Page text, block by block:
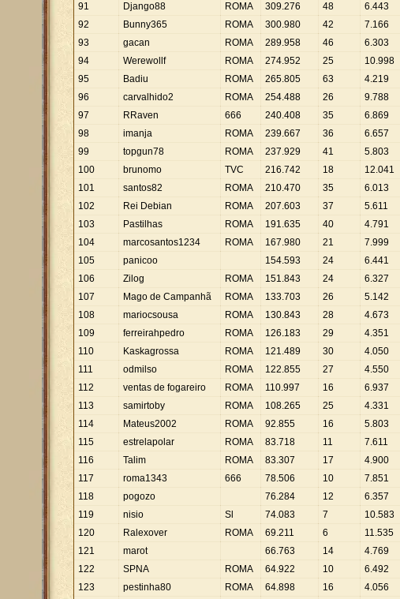
91
Django88 ROMA 309.276 48 6.443
92
Bunny365 ROMA 300.980 42 7.166
93
gacan ROMA 289.958 46 6.303
94
Werewollf ROMA 274.952 25 10.998
95
Badiu ROMA 265.805 63 4.219
96
carvalhido2 ROMA 254.488 26 9.788
97
RRaven 666 240.408 35 6.869
98
imanja ROMA 239.667 36 6.657
99
topgun78 ROMA 237.929 41 5.803
100
brunomo TVC 216.742 18 12.041
101
santos82 ROMA 210.470 35 6.013
102
Rei Debian ROMA 207.603 37 5.611
103
Pastilhas ROMA 191.635 40 4.791
104
marcosantos1234 ROMA 167.980 21 7.999
105
panicoo 154.593 24 6.441
106
Zilog ROMA 151.843 24 6.327
107
Mago de Campanhã ROMA 133.703 26 5.142
108
mariocsousa ROMA 130.843 28 4.673
109
ferreirahpedro ROMA 126.183 29 4.351
110
Kaskagrossa ROMA 121.489 30 4.050
111
odmilso ROMA 122.855 27 4.550
112
ventas de fogareiro ROMA 110.997 16 6.937
113
samirtoby ROMA 108.265 25 4.331
114
Mateus2002 ROMA 92.855 16 5.803
115
estrelapolar ROMA 83.718 11 7.611
116
Talim ROMA 83.307 17 4.900
117
roma1343 666 78.506 10 7.851
118
pogozo 76.284 12 6.357
119
nisio Sl 74.083 7 10.583
120
Ralexover ROMA 69.211 6 11.535
121
marot 66.763 14 4.769
122
SPNA ROMA 64.922 10 6.492
123
pestinha80 ROMA 64.898 16 4.056